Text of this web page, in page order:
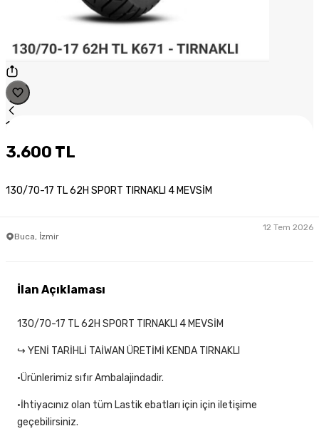
1
3.600 TL
130/70-17 TL 62H SPORT TIRNAKLI 4 MEVSİM
Buca, İzmir
12 Tem 2026
İlan Açıklaması
130/70-17 TL 62H SPORT TIRNAKLI 4 MEVSİM
↪ YENİ TARİHLİ TAİWAN ÜRETİMİ KENDA TIRNAKLI
•Ürünlerimiz sıfır Ambalajindadir.
•İhtiyacınız olan tüm Lastik ebatları için için iletişime
geçebilirsiniz.